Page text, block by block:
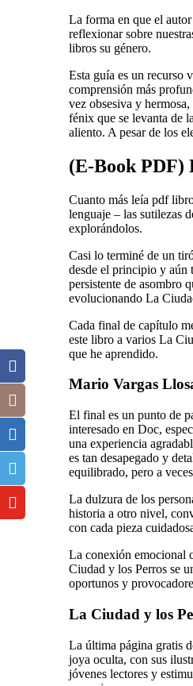
La forma en que el
reflexionar sobre
libros su género.
Esta guía es un recurso
comprensión más
vez obsesiva y
fénix que se levanta de
aliento. A pesar de los
(E-Book PDF)
Cuanto más leía pdf
lenguaje – las sutilezas
explorándolos.
Casi lo terminé de un
desde el principio y aún
persistente de asombro
evolucionando La
Cada final de capítulo
este libro a varios La
que he aprendido.
Mario Vargas
El final es un punto de
interesado en Doc,
una experiencia
es tan desapegado y
equilibrado, pero a
La dulzura de los
historia a otro nivel,
con cada pieza
La conexión emocional
Ciudad y los Perros se
oportunos y
La Ciudad y los
La última página gratis
joya oculta, con sus
jóvenes lectores y